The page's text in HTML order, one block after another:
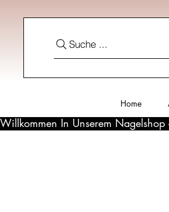
Suche ...
Home
Willkommen In Unserem Nagelshop